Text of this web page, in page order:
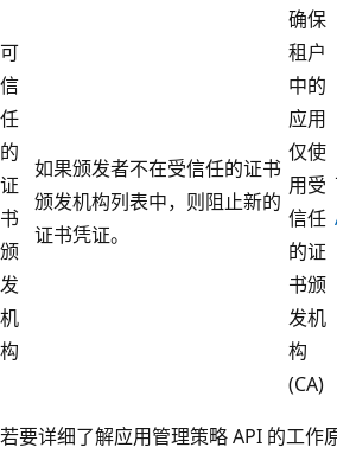
可
信
任
的
证
书
颁
发
机
构
如果颁发者不在受信任的证书
颁发机构列表中，则阻止新的
证书凭证。
确保
租户
中的
应用
仅使
用受
信任
的证
书颁
发机
构
(CA)
若要详细了解应用管理策略 API 的工作